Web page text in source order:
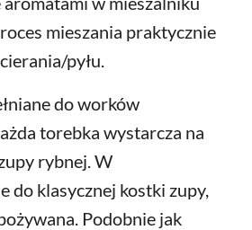
mieszania praktycznie
pyłu.
do worków
torebka wystarcza na
rybnej. W
do klasycznej kostki zupy,
Podobnie jak